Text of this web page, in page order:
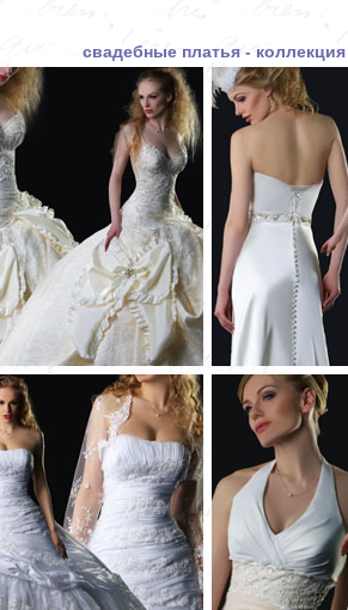
свадебные платья -